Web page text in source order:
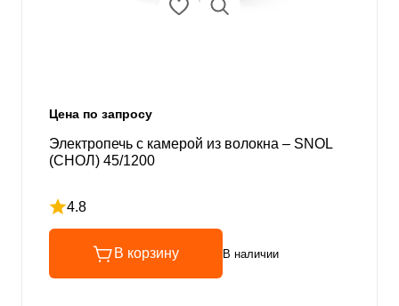
Цена по запросу
Электропечь с камерой из волокна – SNOL
(СНОЛ) 45/1200
4.8
Рейтинг 4.8 из 5
В корзину В наличии